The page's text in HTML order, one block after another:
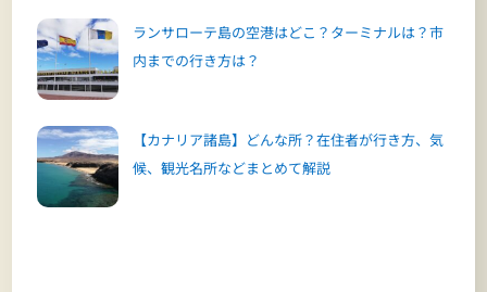
ランサローテ島の空港はどこ？ターミナルは？市
内までの行き方は？
【カナリア諸島】どんな所？在住者が行き方、気
候、観光名所などまとめて解説